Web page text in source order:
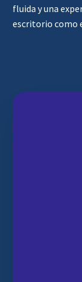
fluida y una
escritorio como